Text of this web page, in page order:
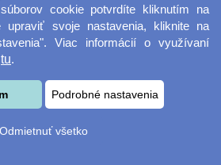
cookie potvrdíte kliknutím na
upraviť svoje nastavenia, kliknite na
Viac informácií o využívaní
tu.
Podrobné nastavenia
Odmietnuť všetko